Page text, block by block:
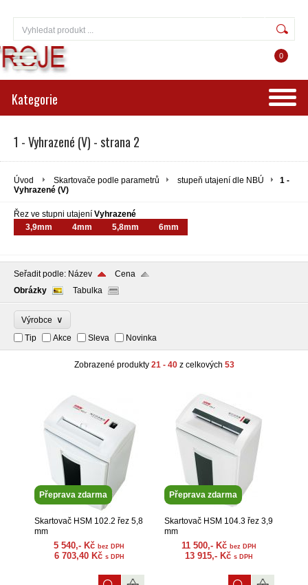
0
Kategorie
1 - Vyhrazené (V) - strana 2
Úvod Skartovače podle parametrů stupeň utajení dle NBÚ
1 -
Vyhrazené (V)
Řez ve stupni utajení Vyhrazené
3,9mm
4mm 5,8mm 6mm
Seřadit podle: Název
Cena
Obrázky
Tabulka
Výrobce ∨
Tip Akce Sleva Novinka
Zobrazené produkty 21 - 40z celkových 53
Přeprava zdarma
Skartovač HSM 102.2 řez 5,8
mm
5 540,- Kč bez DPH
6 703,40 Kč s DPH
Přeprava zdarma
Skartovač HSM 104.3 řez 3,9
mm
11 500,- Kč bez DPH
13 915,- Kč s DPH